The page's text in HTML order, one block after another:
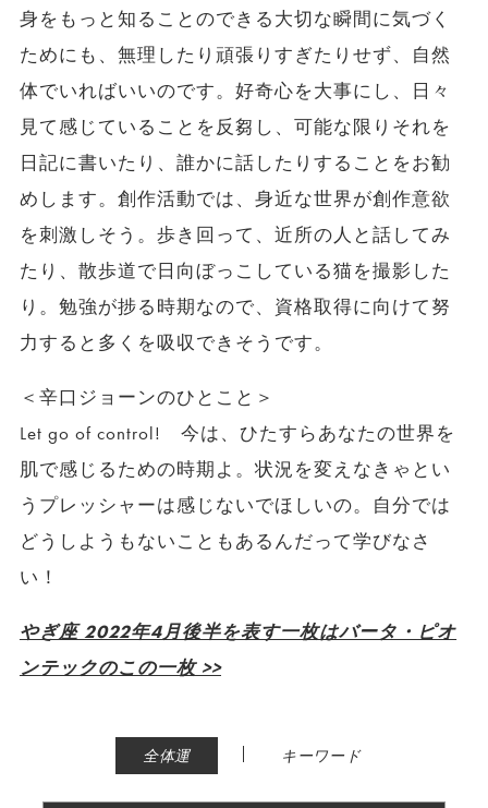
身をもっと知ることのできる大切な瞬間に気づく
ためにも、無理したり頑張りすぎたりせず、自然
体でいればいいのです。好奇心を大事にし、日々
見て感じていることを反芻し、可能な限りそれを
日記に書いたり、誰かに話したりすることをお勧
めします。創作活動では、身近な世界が創作意欲
を刺激しそう。歩き回って、近所の人と話してみ
たり、散歩道で日向ぼっこしている猫を撮影した
り。勉強が捗る時期なので、資格取得に向けて努
力すると多くを吸収できそうです。
＜辛口ジョーンのひとこと＞
Let go of control! 今は、ひたすらあなたの世界を
肌で感じるための時期よ。状況を変えなきゃとい
うプレッシャーは感じないでほしいの。自分では
どうしようもないこともあるんだって学びなさ
い！
やぎ座 2022年4月後半を表す一枚はバータ・ピオ
ンテックのこの一枚 >>
全体運 | キーワード